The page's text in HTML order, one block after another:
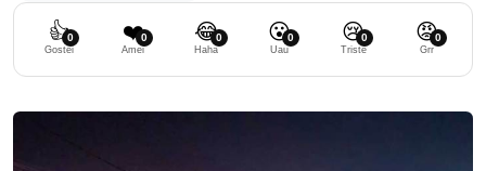
👍0
Gostei
❤️0
Amei
😂0
Haha
😮0
Uau
😢0
Triste
😡0
Grr